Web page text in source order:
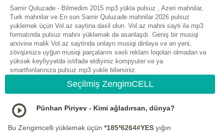
Samir Quluzade - Bilmedim 2015 mp3 yüklə pulsuz , Azeri mahnilar,
Turk mahnilar ve En son Samir Quluzade mahnilar 2026 pulsuz
yuklemek üçün Vol.az saytina daxil olun. Vol.az mahni sayti ilə mp3
formatında pulsuz mahnı yükləmək də asanlaşdı. Geniş bir musiqi
arxivinə malik Vol.az saytinda onlayn musiqi dinləyə və ən yeni,
zövqünüzə uyğun musiqi parçalarını səsli reklam loqoları olmadan və
yüksək keyfiyyətdə istifadə etdiyiniz kompyuter və ya
smartfonlarınıza pulsuz mp3 yukle bilərsiniz.
Seçilmiş ZengimCELL
Pünhan Piriyev - Kimi ağladırsan, dünya?
Bu Zengimcelli yükləmək üçün *185*6264#YES yığın